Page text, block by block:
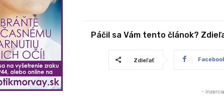
Páčil sa Vám tento článok?
Zdieľať
-